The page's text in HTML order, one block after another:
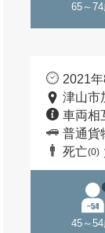
65～
2021
津山市
車両相
普通貨
死亡(0)
45～